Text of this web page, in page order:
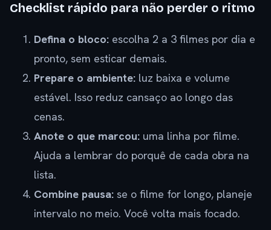
Checklist rápido para não perder o ritmo
Defina o bloco: escolha 2 a 3 filmes por dia e
pronto, sem esticar demais.
Prepare o ambiente: luz baixa e volume
estável. Isso reduz cansaço ao longo das
cenas.
Anote o que marcou: uma linha por filme.
Ajuda a lembrar do porquê de cada obra na
lista.
Combine pausa: se o filme for longo, planeje
intervalo no meio. Você volta mais focado.